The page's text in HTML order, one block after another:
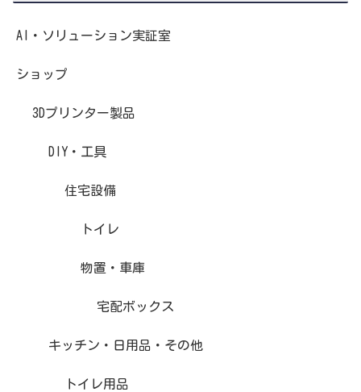
AI・ソリューション実証室
ショップ
3Dプリンター製品
DIY・工具
住宅設備
トイレ
物置・車庫
宅配ボックス
キッチン・日用品・その他
トイレ用品